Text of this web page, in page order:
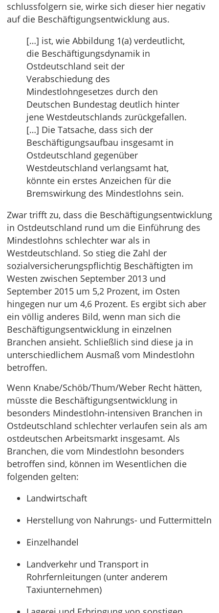
schlussfolgern sie, wirke sich dieser hier negativ
auf die Beschäftigungsentwicklung aus.
[…] ist, wie Abbildung 1(a) verdeutlicht,
die Beschäftigungsdynamik in
Ostdeutschland seit der
Verabschiedung des
Mindestlohngesetzes durch den
Deutschen Bundestag deutlich hinter
jene Westdeutschlands zurückgefallen.
[…] Die Tatsache, dass sich der
Beschäftigungsaufbau insgesamt in
Ostdeutschland gegenüber
Westdeutschland verlangsamt hat,
könnte ein erstes Anzeichen für die
Bremswirkung des Mindestlohns sein.
Zwar trifft zu, dass die Beschäftigungsentwicklung
in Ostdeutschland rund um die Einführung des
Mindestlohns schlechter war als in
Westdeutschland. So stieg die Zahl der
sozialversicherungspflichtig Beschäftigten im
Westen zwischen September 2013 und
September 2015 um 5,2 Prozent, im Osten
hingegen nur um 4,6 Prozent. Es ergibt sich aber
ein völlig anderes Bild, wenn man sich die
Beschäftigungsentwicklung in einzelnen
Branchen ansieht. Schließlich sind diese ja in
unterschiedlichem Ausmaß vom Mindestlohn
betroffen.
Wenn Knabe/Schöb/Thum/Weber Recht hätten,
müsste die Beschäftigungsentwicklung in
besonders Mindestlohn-intensiven Branchen in
Ostdeutschland schlechter verlaufen sein als am
ostdeutschen Arbeitsmarkt insgesamt. Als
Branchen, die vom Mindestlohn besonders
betroffen sind, können im Wesentlichen die
folgenden gelten:
Landwirtschaft
Herstellung von Nahrungs- und Futtermitteln
Einzelhandel
Landverkehr und Transport in
Rohrfernleitungen (unter anderem
Taxiunternehmen)